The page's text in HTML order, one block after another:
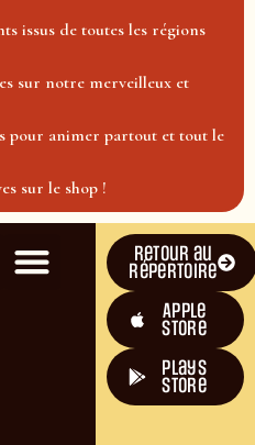
issus de toutes les régions
sur notre merveilleux et
pour animer partout et tout le
sur le shop !
Retour au
répertoire
Apple
Store
plays
store